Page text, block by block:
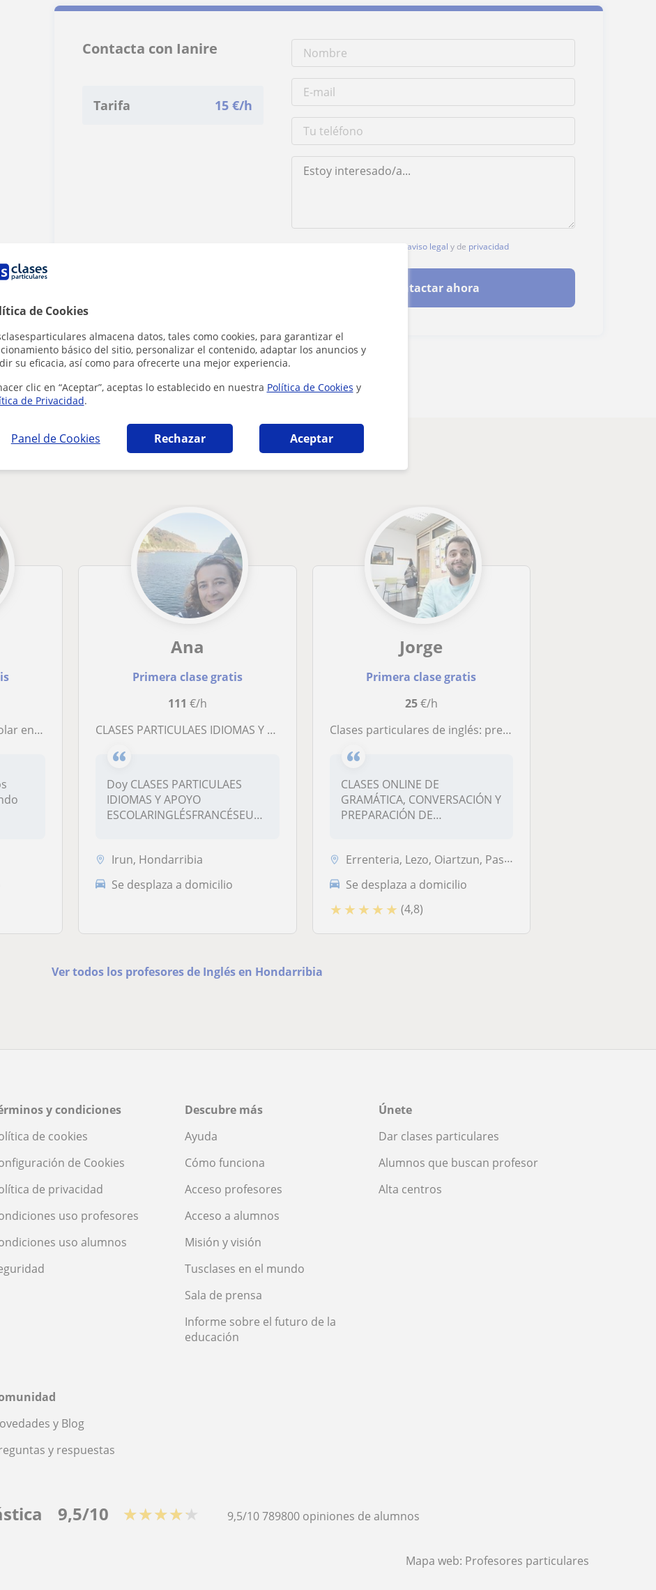
de Cookies
almacena datos, tales como cookies, para garantizar el
básico del sitio, personalizar el contenido, adaptar los anuncios y
su eficacia, así como para ofrecerte una mejor experiencia.
clic en “Aceptar”, aceptas lo establecido en nuestra Política de Cookies y
de Privacidad.
Panel de Cookies Rechazar Aceptar
Contacta con Ianire
Tarifa 15 €/h
aviso legal y de privacidad
Contactar ahora
¿Hay algún error en este perfil?Cuéntanos
en Hondarribia que pueden interesarte
castellana
Ana
Primera clase gratis
111 €/h
CLASES PARTICULAES IDIOMAS Y APOYO ESCOLAR
Doy CLASES PARTICULAES
IDIOMAS Y APOYO
ESCOLARINGLÉSFRANCÉSEUSKERAAPOYO
Irun, Hondarribia
Se desplaza a domicilio
Jorge
Primera clase gratis
25€/h
Clases particulares de inglés: preparación de exámenes oficiales y general English
CLASES ONLINE DE
GRAMÁTICA, CONVERSACIÓN Y
PREPARACIÓN DE
Errenteria, Lezo, Oiartzun, Pasaia, Donostia-San Sebastián, Irun, Hond...
Se desplaza a domicilio
★ ★ ★ ★ ★ (4,8)
Ver todos los profesores de Inglés en Hondarribia
y condiciones
de cookies
de Cookies
de privacidad
uso profesores
uso alumnos
Descubre más
Ayuda
Cómo funciona
Acceso profesores
Acceso a alumnos
Misión y visión
Tusclases en el mundo
Sala de prensa
Informe sobre el futuro de la
educación
Únete
Dar clases particulares
Alumnos que buscan profesor
Alta centros
y Blog
y respuestas
9,5/10 ★★★★★ 9,5/10789800 opiniones de alumnos
Mapa web: Profesores particulares